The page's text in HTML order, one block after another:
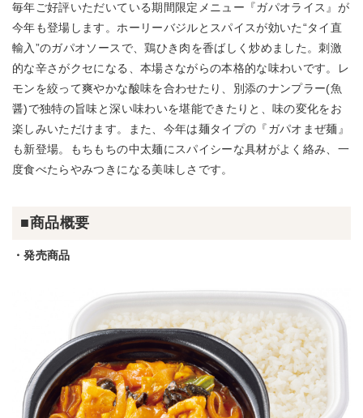
毎年ご好評いただいている期間限定メニュー『ガパオライス』が
今年も登場します。ホーリーバジルとスパイスが効いた“タイ直
輸入”のガパオソースで、鶏ひき肉を香ばしく炒めました。刺激
的な辛さがクセになる、本場さながらの本格的な味わいです。レ
モンを絞って爽やかな酸味を合わせたり、別添のナンプラー(魚
醤)で独特の旨味と深い味わいを堪能できたりと、味の変化をお
楽しみいただけます。また、今年は麺タイプの『ガパオまぜ麺』
も新登場。もちもちの中太麺にスパイシーな具材がよく絡み、一
度食べたらやみつきになる美味しさです。
■商品概要
・発売商品